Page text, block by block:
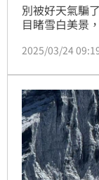
別被好天氣騙
目睹雪白美景
多歲男女，2人
路口「魔王坡
求援提供20萬
公司也發表聲
2025/03/24